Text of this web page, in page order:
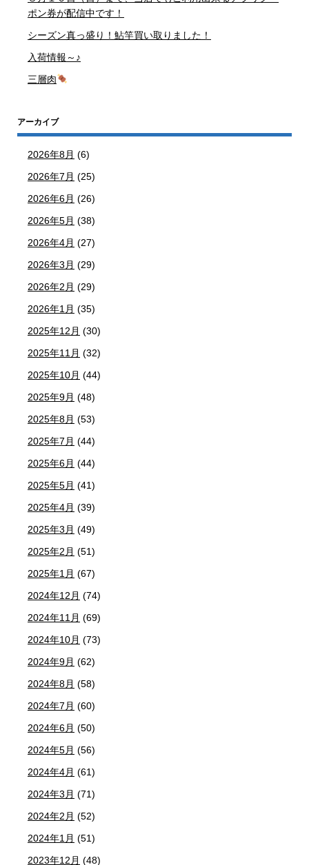
ポン券が配信中です！
シーズン真っ盛り！鮎竿買い取りました！
入荷情報～♪
三層肉
アーカイブ
2026年8月 (6)
2026年7月 (25)
2026年6月 (26)
2026年5月 (38)
2026年4月 (27)
2026年3月 (29)
2026年2月 (29)
2026年1月 (35)
2025年12月 (30)
2025年11月 (32)
2025年10月 (44)
2025年9月 (48)
2025年8月 (53)
2025年7月 (44)
2025年6月 (44)
2025年5月 (41)
2025年4月 (39)
2025年3月 (49)
2025年2月 (51)
2025年1月 (67)
2024年12月 (74)
2024年11月 (69)
2024年10月 (73)
2024年9月 (62)
2024年8月 (58)
2024年7月 (60)
2024年6月 (50)
2024年5月 (56)
2024年4月 (61)
2024年3月 (71)
2024年2月 (52)
2024年1月 (51)
2023年12月 (48)